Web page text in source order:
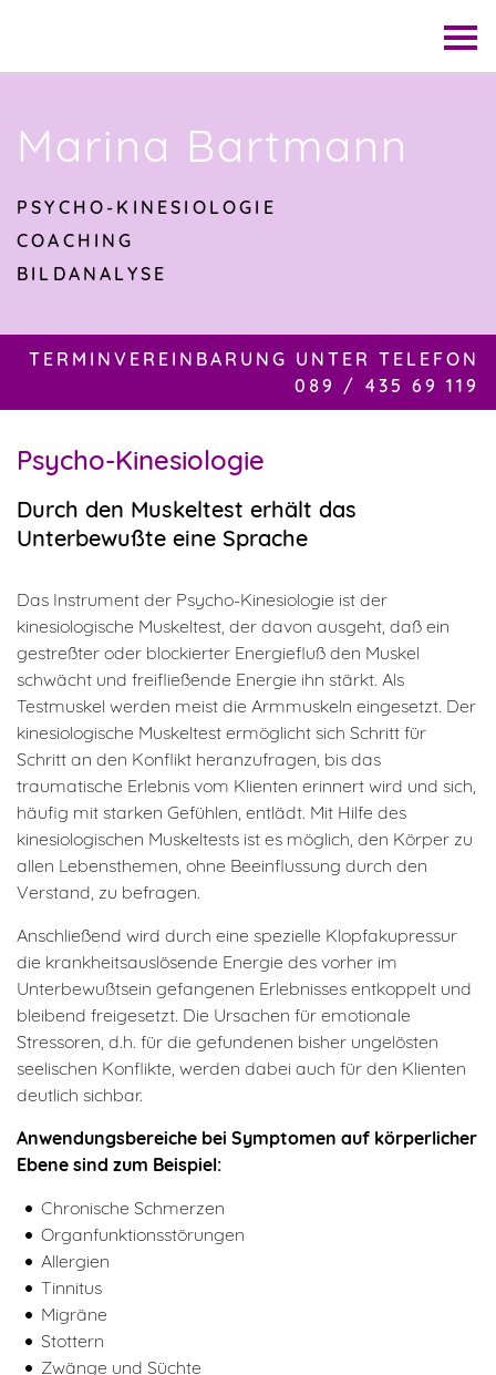
C
l
t
h
e
n
Marina Bartmann
PSYCHO-KINESIOLOGIE
COACHING
BILDANALYSE
TERMINVEREINBARUNG UNTER TELEFON
089 / 435 69 119
Psycho-Kinesiologie
Durch den Muskeltest erhält das
Unterbewußte eine Sprache
Das Instrument der Psycho-Kinesiologie ist der
kinesiologische Muskeltest, der davon ausgeht, daß ein
gestreßter oder blockierter Energiefluß den Muskel
schwächt und freifließende Energie ihn stärkt. Als
Testmuskel werden meist die Armmuskeln eingesetzt. Der
kinesiologische Muskeltest ermöglicht sich Schritt für
Schritt an den Konflikt heranzufragen, bis das
traumatische Erlebnis vom Klienten erinnert wird und sich,
häufig mit starken Gefühlen, entlädt. Mit Hilfe des
kinesiologischen Muskeltests ist es möglich, den Körper zu
allen Lebensthemen, ohne Beeinflussung durch den
Verstand, zu befragen.
Anschließend wird durch eine spezielle Klopfakupressur
die krankheitsauslösende Energie des vorher im
Unterbewußtsein gefangenen Erlebnisses entkoppelt und
bleibend freigesetzt. Die Ursachen für emotionale
Stressoren, d.h. für die gefundenen bisher ungelösten
seelischen Konflikte, werden dabei auch für den Klienten
deutlich sichbar.
Anwendungsbereiche bei Symptomen auf körperlicher
Ebene sind zum Beispiel:
Chronische Schmerzen
Organfunktionsstörungen
Allergien
Tinnitus
Migräne
Stottern
Zwänge und Süchte